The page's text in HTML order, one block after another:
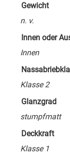
Gewicht
n. v.
Innen oder
Innen
Klasse 2
Glanzgrad
stumpfmatt
Deckkraft
Klasse 1